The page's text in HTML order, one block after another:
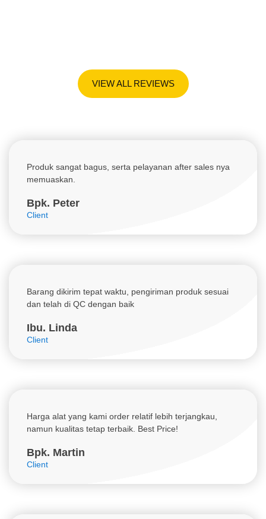
VIEW ALL REVIEWS
Produk sangat bagus, serta pelayanan after sales nya
memuaskan.
Bpk. Peter
Client
Barang dikirim tepat waktu, pengiriman produk sesuai
dan telah di QC dengan baik
Ibu. Linda
Client
Harga alat yang kami order relatif lebih terjangkau,
namun kualitas tetap terbaik. Best Price!
Bpk. Martin
Client